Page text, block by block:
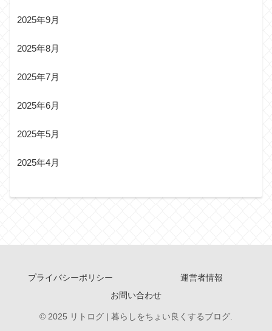
2025年9月
2025年8月
2025年7月
2025年6月
2025年5月
2025年4月
プライバシーポリシー
運営者情報
お問い合わせ
© 2025 リトログ | 暮らしをちょい良くするブログ.